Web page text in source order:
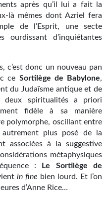
après qu’il lui a fait la
là mêmes dont Azriel fera
de l’Esprit, une secte
ourdissant d’inquiétantes
c’est donc un nouveau pan
ce Sortilège de Babylone,
du Judaïsme antique et de
deux spiritualités a priori
fidèle à sa manière
polymorphe, oscillant entre
plus posé de la
associées à la suggestive
métaphysiques
:
Le Sortilège de
in fine bien lourd. Et l’on
d’Anne Rice…